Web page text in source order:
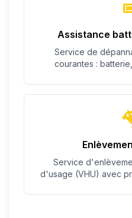
Assistance
Service de
courantes :
Service
d'usage (VHU) avec